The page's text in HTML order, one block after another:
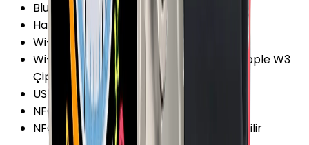
Bluetooth Özellikleri
A2DP BLE
Hafıza Kartı Desteği
Wi-Fi
Var
Wi-Fi Özellikleri: Wi-Fi 4 (802.11 b/g/n) Apple W3
Çip 2.4 GHz 5 GHz
USB
Yok
NFC
Var
NFC Özellikleri Türkiye'de Aktif Olmayabilir